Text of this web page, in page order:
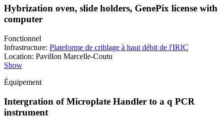
Hybrization oven, slide holders, GenePix license with
computer
Fonctionnel
Infrastructure: Plateforme de criblage à haut débit de l'IRIC
Location: Pavillon Marcelle-Coutu
Show
Équipement
Intergration of Microplate Handler to a q PCR
instrument